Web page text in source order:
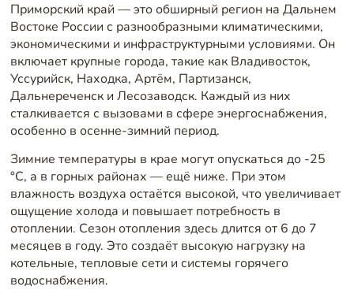
Приморский край — это обширный регион на Дальнем
Востоке России с разнообразными климатическими,
экономическими и инфраструктурными условиями. Он
включает крупные города, такие как Владивосток,
Уссурийск, Находка, Артём, Партизанск,
Дальнереченск и Лесозаводск. Каждый из них
сталкивается с вызовами в сфере энергоснабжения,
особенно в осенне-зимний период.
Зимние температуры в крае могут опускаться до -25
°C, а в горных районах — ещё ниже. При этом
влажность воздуха остаётся высокой, что увеличивает
ощущение холода и повышает потребность в
отоплении. Сезон отопления здесь длится от 6 до 7
месяцев в году. Это создаёт высокую нагрузку на
котельные, тепловые сети и системы горячего
водоснабжения.